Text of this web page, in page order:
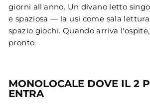
giorni all'anno. Un divano letto
e spaziosa — la usi come sala
spazio giochi. Quando arriva
pronto.
MONOLOCALE DOVE IL 2
ENTRA